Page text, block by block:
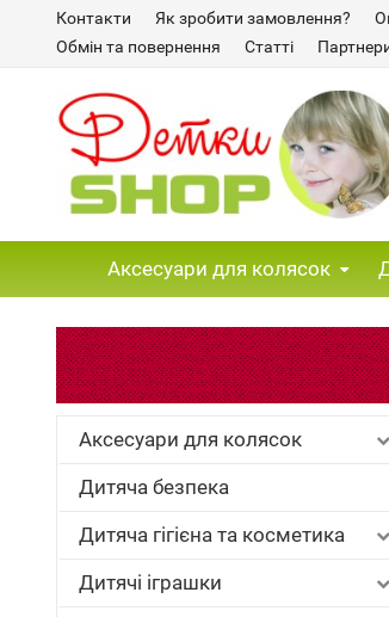
Контакти Як зробити замовлення?
Обмін та повернення
Статті
Аксесуари для колясок
Аксесуари для колясок
Дитяча безпека
Дитяча гігієна та косметика
Дитячі іграшки